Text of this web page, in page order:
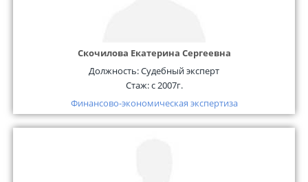
Скочилова Екатерина Сергеевна
Должность:Судебный эксперт
Стаж:с 2007г.
Финансово-экономическая экспертиза